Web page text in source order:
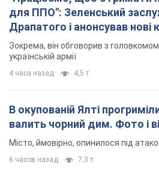
для ППО": Зеленський
Драпатого і анонсував нові
Зокрема, він обговорив з
українській армії
4 часа назад 4,5 т.
В окупованій Ялті
валить чорний дим. Фото і
Місто, ймовірно, опинилося під
6 часов назад 7,3 т.